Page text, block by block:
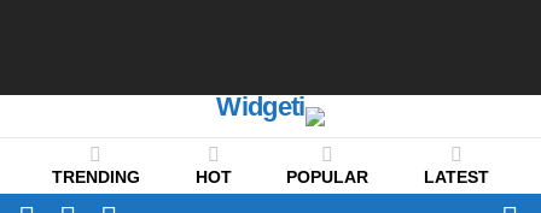
LATEST
POPULAR
HOT
TRENDING
SWITCH